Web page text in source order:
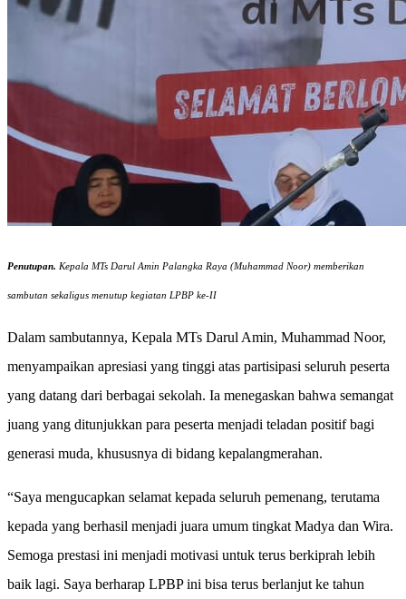
Penutupan. Kepala MTs Darul Amin Palangka Raya (Muhammad Noor) memberikan
sambutan sekaligus menutup kegiatan LPBP ke-II
Dalam sambutannya, Kepala MTs Darul Amin, Muhammad Noor,
menyampaikan apresiasi yang tinggi atas partisipasi seluruh peserta
yang datang dari berbagai sekolah. Ia menegaskan bahwa semangat
juang yang ditunjukkan para peserta menjadi teladan positif bagi
generasi muda, khususnya di bidang kepalangmerahan.
“Saya mengucapkan selamat kepada seluruh pemenang, terutama
kepada yang berhasil menjadi juara umum tingkat Madya dan Wira.
Semoga prestasi ini menjadi motivasi untuk terus berkiprah lebih
baik lagi. Saya berharap LPBP ini bisa terus berlanjut ke tahun